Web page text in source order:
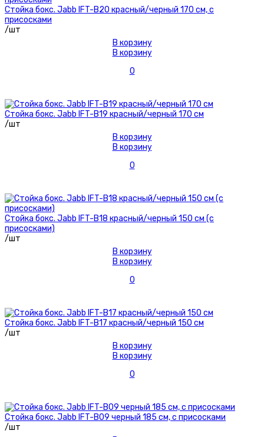
Стойка бокс. Jabb IFT-B20 красный/черный 170 см, с
присосками
/шт
В корзину
В корзину
0
Стойка бокс. Jabb IFT-B19 красный/черный 170 см
/шт
В корзину
В корзину
0
Стойка бокс. Jabb IFT-B18 красный/черный 150 см (с
присосками)
/шт
В корзину
В корзину
0
Стойка бокс. Jabb IFT-B17 красный/черный 150 см
/шт
В корзину
В корзину
0
Стойка бокс. Jabb IFT-B09 черный 185 см, с присосками
/шт